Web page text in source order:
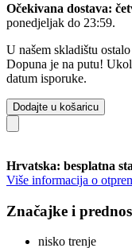
Očekivana dostava:
ponedjeljak do 23:59.
U našem skladištu
Dopuna je na putu!
datum isporuke.
Dodajte u košaricu
Hrvatska: besplatna
Više informacija o
Značajke i
nisko trenje